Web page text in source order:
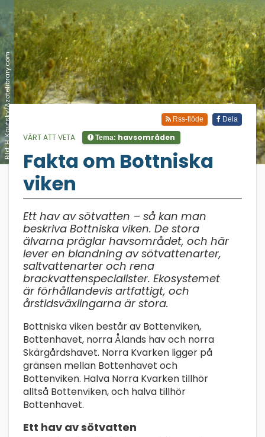
Bild: H. Kautsky/Azotelibrary.com
;
Dela
Rss-flöde
VÄRT ATT VETA Tema: havsområden
Fakta om Bottniska
viken
Ett hav av sötvatten – så kan man
beskriva Bottniska viken. De stora
älvarna präglar havsområdet, och här
lever en blandning av sötvattenarter,
saltvattenarter och rena
brackvattenspecialister. Ekosystemet
är förhållandevis artfattigt, och
årstidsväxlingarna är stora.
Bottniska viken består av Bottenviken,
Bottenhavet, norra Ålands hav och norra
Skärgårdshavet. Norra Kvarken ligger på
gränsen mellan Bottenhavet och
Bottenviken. Halva Norra Kvarken tillhör
alltså Bottenviken, och halva tillhör
Bottenhavet.
Ett hav av sötvatten